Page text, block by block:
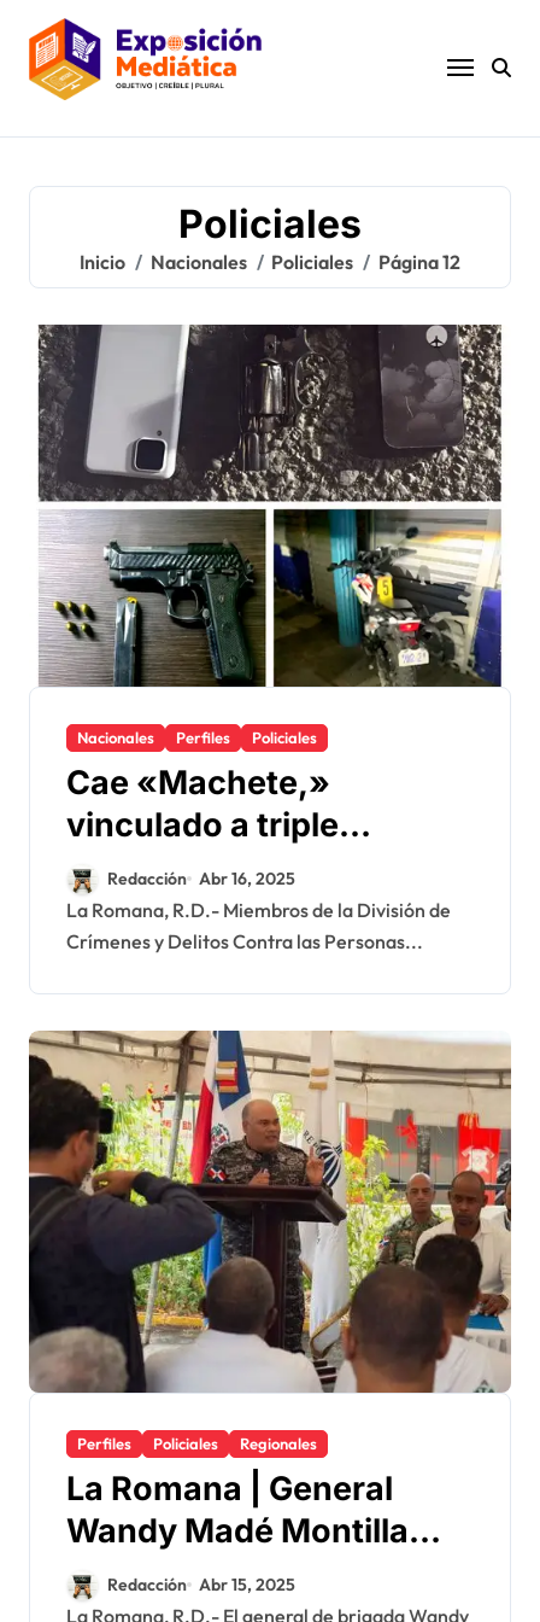
contenido
Policiales
Inicio Nacionales Policiales Página 12
Nacionales Perfiles Policiales
Cae «Machete,»
vinculado a triple
homicidio en La Romana
y Guaymate en
enfrentamiento con
miembros de la DiCRIM
Redacción Abr 16, 2025
La Romana, R.D.- Miembros de la División de
Crímenes y Delitos Contra las Personas...
Perfiles Policiales Regionales
La Romana | General
Wandy Madé Montilla
encabeza inicio del
Redacción Abr 15, 2025
La Romana, R.D.- El general de brigada Wandy